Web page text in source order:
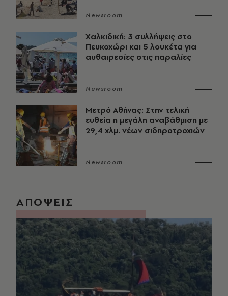
Newsroom
Χαλκιδική: 3 συλλήψεις στο
Πευκοχώρι και 5 λουκέτα για
αυθαιρεσίες στις παραλίες
Newsroom
Μετρό Αθήνας: Στην τελική
ευθεία η μεγάλη αναβάθμιση με
29,4 χλμ. νέων σιδηροτροχιών
Newsroom
ΑΠΟΨΕΙΣ